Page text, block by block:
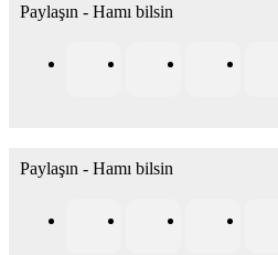
Paylaşın - Hamı bilsin
Paylaşın - Hamı bilsin